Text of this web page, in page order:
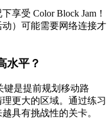
享受 Color Block Jam！
）可能需要网络连接才
水平？
键是提前规划移动路
更大的区域。通过练习
具有挑战性的关卡。